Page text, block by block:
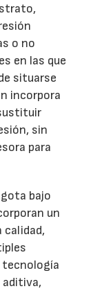
o no
en las que
situarse
incorpora
sin
para
bajo
un
calidad,
tecnología